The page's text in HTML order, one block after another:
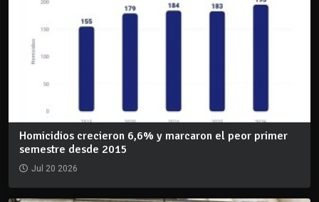
Homicidios crecieron 6,6% y marcaron el peor primer
semestre desde 2015
Jul 20 2026